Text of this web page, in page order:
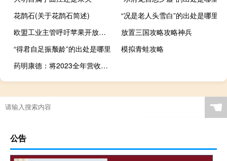
花鹊石(关于花鹊石简述)
“况是老人头雪白”的出处是哪里
欧盟工业主管呼吁苹果开放生态系统
放置三国攻略攻略神兵
“得君自足振颓龄”的出处是哪里
模拟青蛙攻略
药明康德：将2023全年营收增速调整至2~3%剔除新冠商业化项目调整至25~26%
☚
公告